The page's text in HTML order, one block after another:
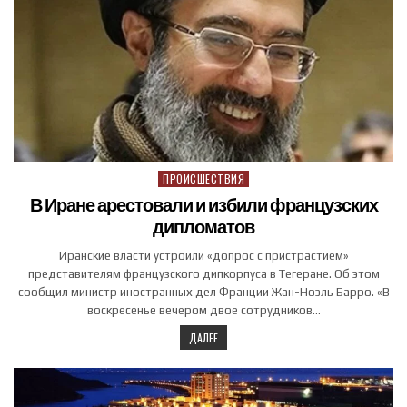
Posted in
ПРОИСШЕСТВИЯ
В Иране арестовали и избили французских
дипломатов
Иранские власти устроили «допрос с пристрастием»
представителям французского дипкорпуса в Тегеране. Об этом
сообщил министр иностранных дел Франции Жан-Ноэль Барро. «В
воскресенье вечером двое сотрудников…
ДАЛЕЕ